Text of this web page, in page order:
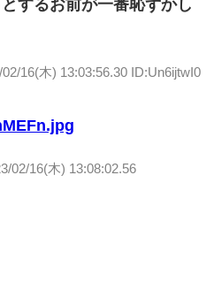
するお前が一番恥ずかし
02/16(木) 13:03:56.30 ID:Un6ijtwI0
02/16(木) 13:08:02.56